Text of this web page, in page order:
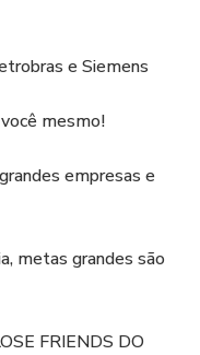
VOCÊ? 💪🏼
e Siemens
mesmo!
empresas e
metas grandes são
FRIENDS DO